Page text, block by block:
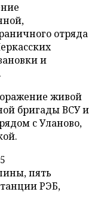
отряда
и
живой
бригады ВСУ и
с Уланово,
пять
РЭБ,